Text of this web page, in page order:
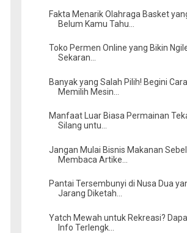
Fakta Menarik Olahraga Basket
Belum Kamu Tahu...
Toko Permen Online yang Bikin
Sekaran...
Banyak yang Salah Pilih! Begini Cara
Memilih Mesin...
Manfaat Luar Biasa Permainan
Silang untu...
Jangan Mulai Bisnis Makanan
Membaca Artike...
Pantai Tersembunyi di Nusa Dua
Jarang Diketah...
Yatch Mewah untuk Rekreasi?
Info Terlengk...